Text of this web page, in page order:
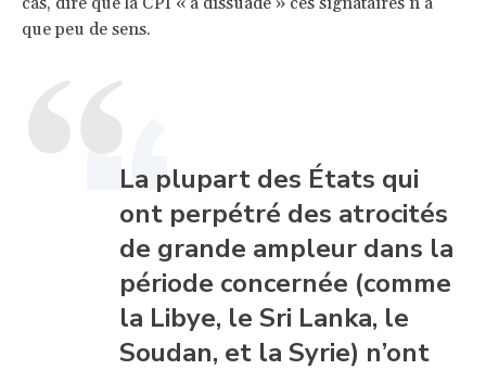
que peu de sens.
La plupart des États qui
ont perpétré des atrocités
de grande ampleur dans la
période concernée (comme
la Libye, le Sri Lanka, le
Soudan, et la Syrie) n’ont